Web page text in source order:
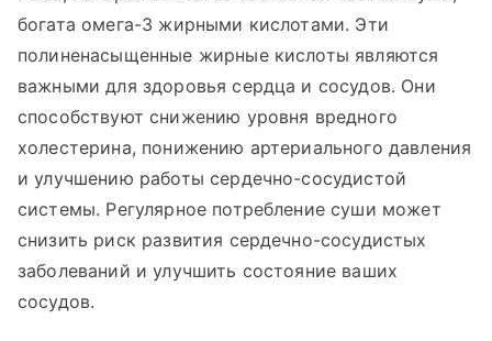
богата омега-3 жирными кислотами. Эти
полиненасыщенные жирные кислоты являются
важными для здоровья сердца и сосудов. Они
способствуют снижению уровня вредного
холестерина, понижению артериального давления
и улучшению работы сердечно-сосудистой
системы. Регулярное потребление суши может
снизить риск развития сердечно-сосудистых
заболеваний и улучшить состояние ваших
сосудов.